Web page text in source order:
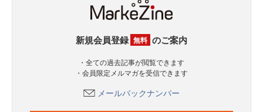
新規会員登録 無料 のご案内
・全ての過去記事が閲覧できます
・会員限定メルマガを受信できます
メールバックナンバー